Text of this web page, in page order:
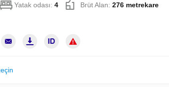
Yatak odası: 4 Brüt Alan: 276 metrekare